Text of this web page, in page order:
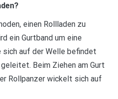
einen Rollladen zu
ein Gurtband um eine
auf der Welle befindet
geleitet. Beim Ziehen am Gurt
Rollpanzer wickelt sich auf